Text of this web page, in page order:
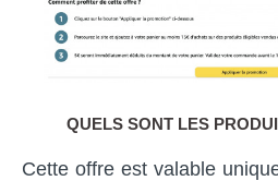
QUELS SONT LES
Cette offre est valable